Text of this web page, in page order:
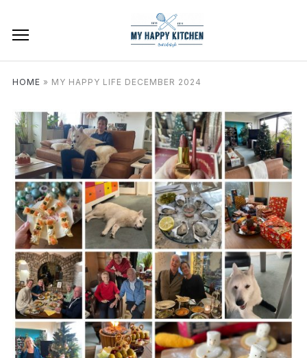
HOME » MY HAPPY LIFE DECEMBER 2024